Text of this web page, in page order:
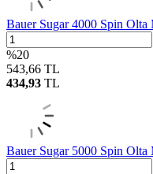
Bauer Sugar 4000 Spin Olta
%20
543,66 TL
434,93 TL
Bauer Sugar 5000 Spin Olta